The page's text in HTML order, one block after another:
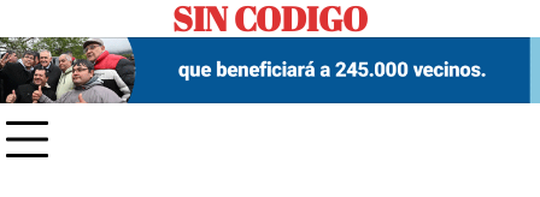
to
content
SIN CODIGO